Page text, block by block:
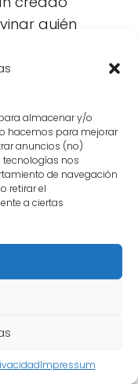
almacenar y/o
hacemos para mejorar
anuncios (no)
tecnologías nos
de navegación
retirar el
a ciertas
Impressum
quién
que derrotó a
del héroe.
fue solo
debilitado
estos
este
logró vencer